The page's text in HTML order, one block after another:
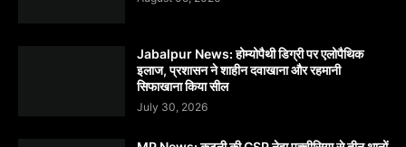
Jabalpur News: होम्योपैथी डिग्री पर एलोपैथिक
इलाज, प्रशासन ने शाहीन दवाखाना और रहमानी
सिफाखाना किया सील
July 30, 2026